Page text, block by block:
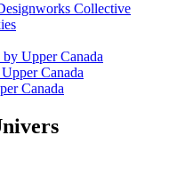
Collective
by Upper Canada
Upper Canada
Canada